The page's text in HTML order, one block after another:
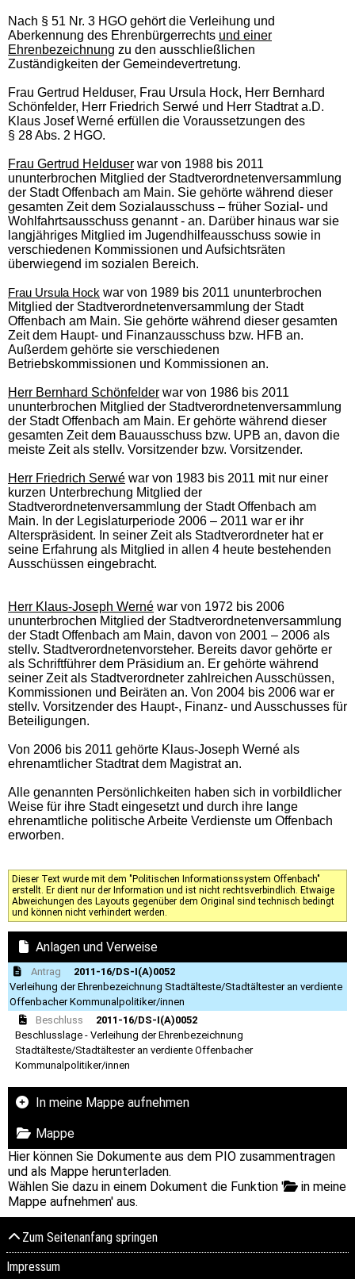
Nach § 51 Nr. 3 HGO gehört die Verleihung und
Aberkennung des Ehrenbürgerrechts und einer
Ehrenbezeichnung zu den ausschließlichen
Zuständigkeiten der Gemeindevertretung.
Frau Gertrud Helduser, Frau Ursula Hock, Herr Bernhard
Schönfelder, Herr Friedrich Serwé und Herr Stadtrat a.D.
Klaus Josef Werné erfüllen die Voraussetzungen des
§ 28 Abs. 2 HGO.
Frau Gertrud Helduser war von 1988 bis 2011
ununterbrochen Mitglied der Stadtverordnetenversammlung
der Stadt Offenbach am Main. Sie gehörte während dieser
gesamten Zeit dem Sozialausschuss – früher Sozial- und
Wohlfahrtsausschuss genannt - an. Darüber hinaus war sie
langjähriges Mitglied im Jugendhilfeausschuss sowie in
verschiedenen Kommissionen und Aufsichtsräten
überwiegend im sozialen Bereich.
Frau Ursula Hock war von 1989 bis 2011 ununterbrochen
Mitglied der Stadtverordnetenversammlung der Stadt
Offenbach am Main. Sie gehörte während dieser gesamten
Zeit dem Haupt- und Finanzausschuss bzw. HFB an.
Außerdem gehörte sie verschiedenen
Betriebskommissionen und Kommissionen an.
Herr Bernhard Schönfelder war von 1986 bis 2011
ununterbrochen Mitglied der Stadtverordnetenversammlung
der Stadt Offenbach am Main. Er gehörte während dieser
gesamten Zeit dem Bauausschuss bzw. UPB an, davon die
meiste Zeit als stellv. Vorsitzender bzw. Vorsitzender.
Herr Friedrich Serwé war von 1983 bis 2011 mit nur einer
kurzen Unterbrechung Mitglied der
Stadtverordnetenversammlung der Stadt Offenbach am
Main. In der Legislaturperiode 2006 – 2011 war er ihr
Alterspräsident. In seiner Zeit als Stadtverordneter hat er
seine Erfahrung als Mitglied in allen 4 heute bestehenden
Ausschüssen eingebracht.
Herr Klaus-Joseph Werné war von 1972 bis 2006
ununterbrochen Mitglied der Stadtverordnetenversammlung
der Stadt Offenbach am Main, davon von 2001 – 2006 als
stellv. Stadtverordnetenvorsteher. Bereits davor gehörte er
als Schriftführer dem Präsidium an. Er gehörte während
seiner Zeit als Stadtverordneter zahlreichen Ausschüssen,
Kommissionen und Beiräten an. Von 2004 bis 2006 war er
stellv. Vorsitzender des Haupt-, Finanz- und Ausschusses für
Beteiligungen.
Von 2006 bis 2011 gehörte Klaus-Joseph Werné als
ehrenamtlicher Stadtrat dem Magistrat an.
Alle genannten Persönlichkeiten haben sich in vorbildlicher
Weise für ihre Stadt eingesetzt und durch ihre lange
ehrenamtliche politische Arbeite Verdienste um Offenbach
erworben.
Dieser Text wurde mit dem "Politischen Informationssystem Offenbach"
erstellt. Er dient nur der Information und ist nicht rechtsverbindlich. Etwaige
Abweichungen des Layouts gegenüber dem Original sind technisch bedingt
und können nicht verhindert werden.
Anlagen und Verweise
Antrag
2011-16/DS-I(A)0052
Verleihung der Ehrenbezeichnung Stadtälteste/Stadtältester an verdiente
Offenbacher Kommunalpolitiker/innen
Beschluss
2011-16/DS-I(A)0052
Beschlusslage - Verleihung der Ehrenbezeichnung
Stadtälteste/Stadtältester an verdiente Offenbacher
Kommunalpolitiker/innen
In meine Mappe aufnehmen
Mappe
Hier können Sie Dokumente aus dem PIO zusammentragen
und als Mappe herunterladen.
Wählen Sie dazu in einem Dokument die Funktion '
in meine
Mappe aufnehmen' aus.
Zum Seitenanfang springen
Impressum